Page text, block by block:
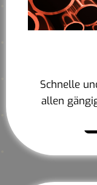
Schnelle
allen